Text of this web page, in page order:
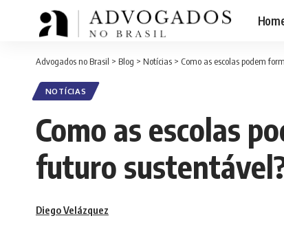
Advogados no Brasil > Blog > Notícias > Como as escolas podem
NOTÍCIAS
Como as escolas
futuro
Diego Velázquez